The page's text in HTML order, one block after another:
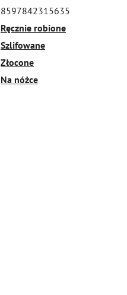
8597842315635
Ręcznie robione
Szlifowane
Złocone
Na nóżce